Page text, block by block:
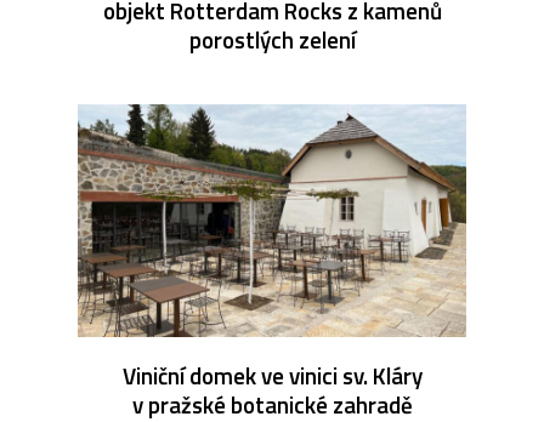
objekt Rotterdam Rocks z kamenů
porostlých zelení
Viniční domek ve vinici sv. Kláry
v pražské botanické zahradě